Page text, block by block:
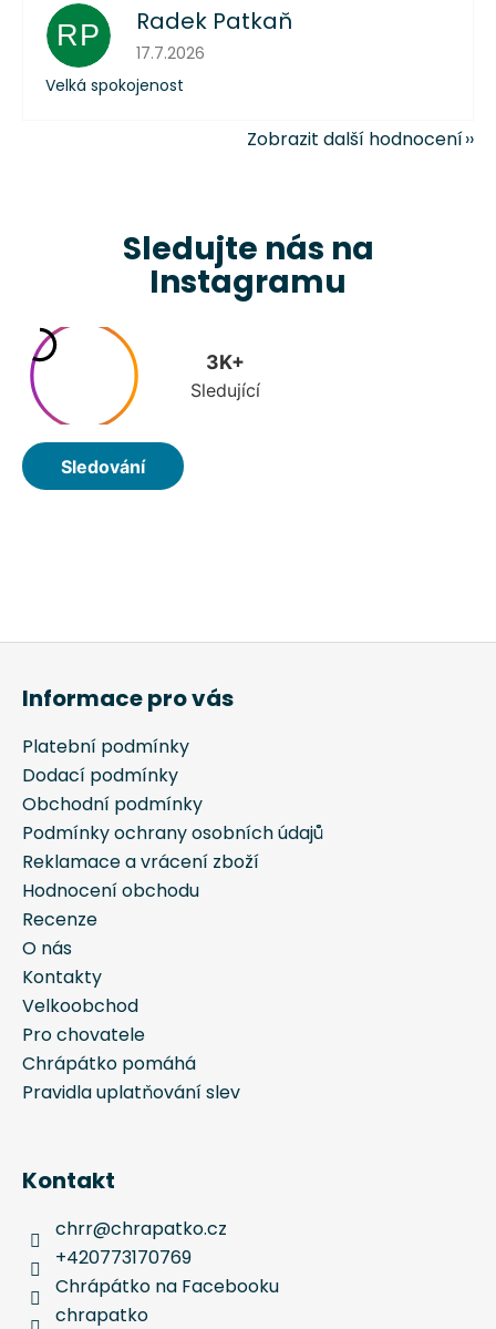
RP Radek Patkaň
Hodnocení obchodu je 5 z 5 hvězdiček.
17.7.2026
Velká spokojenost
Zobrazit další hodnocení
Sledujte nás na
Instagramu
Z
Informace pro vás
Platební podmínky
Dodací podmínky
Obchodní podmínky
Podmínky ochrany osobních údajů
Reklamace a vrácení zboží
Hodnocení obchodu
Recenze
O nás
Kontakty
Velkoobchod
Pro chovatele
Chrápátko pomáhá
Pravidla uplatňování slev
Kontakt
chrr@chrapatko.cz
+420773170769
Chrápátko na Facebooku
chrapatko